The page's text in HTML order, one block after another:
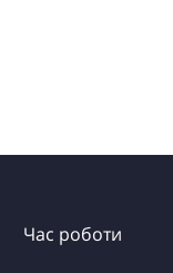
Час роботи